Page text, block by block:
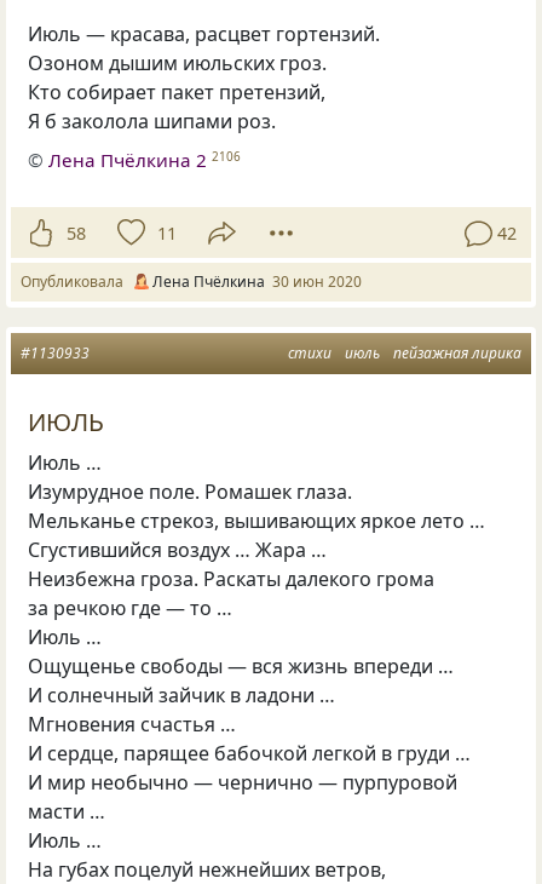
Июль — красава, расцвет гортензий.
Озоном дышим июльских гроз.
Кто собирает пакет претензий,
Я б заколола шипами роз.
©Лена Пчёлкина 2 2106
58 11 42
Опубликовала Лена Пчёлкина 30 июн 2020
стихи июль пейзажная лирика
#1130933
ИЮЛЬ
Июль …
Изумрудное поле. Ромашек глаза.
Мельканье стрекоз, вышивающих яркое лето …
Сгустившийся воздух … Жара …
Неизбежна гроза. Раскаты далекого грома
за речкою где — то …
Июль …
Ощущенье свободы — вся жизнь впереди …
И солнечный зайчик в ладони …
Мгновения счастья …
И сердце, парящее бабочкой легкой в груди …
И мир необычно — чернично — пурпуровой
масти …
Июль …
На губах поцелуй нежнейших ветров,